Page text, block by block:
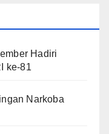
Hadiri
ke-81
Narkoba